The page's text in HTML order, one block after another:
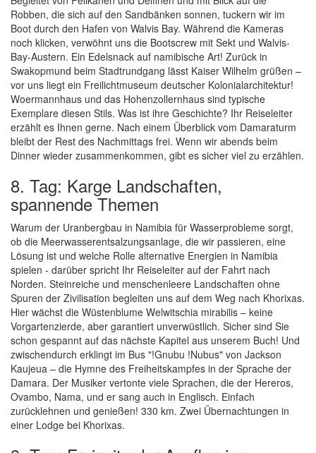
Robben, die sich auf den Sandbänken sonnen, tuckern wir im
Boot durch den Hafen von Walvis Bay. Während die Kameras
noch klicken, verwöhnt uns die Bootscrew mit Sekt und Walvis-
Bay-Austern. Ein Edelsnack auf namibische Art! Zurück in
Swakopmund beim Stadtrundgang lässt Kaiser Wilhelm grüßen –
vor uns liegt ein Freilichtmuseum deutscher Kolonialarchitektur!
Woermannhaus und das Hohenzollernhaus sind typische
Exemplare diesen Stils. Was ist ihre Geschichte? Ihr Reiseleiter
erzählt es Ihnen gerne. Nach einem Überblick vom Damaraturm
bleibt der Rest des Nachmittags frei. Wenn wir abends beim
Dinner wieder zusammenkommen, gibt es sicher viel zu erzählen.
8. Tag: Karge Landschaften,
spannende Themen
Warum der Uranbergbau in Namibia für Wasserprobleme sorgt,
ob die Meerwasserentsalzungsanlage, die wir passieren, eine
Lösung ist und welche Rolle alternative Energien in Namibia
spielen - darüber spricht Ihr Reiseleiter auf der Fahrt nach
Norden. Steinreiche und menschenleere Landschaften ohne
Spuren der Zivilisation begleiten uns auf dem Weg nach Khorixas.
Hier wächst die Wüstenblume Welwitschia mirabilis – keine
Vorgartenzierde, aber garantiert unverwüstlich. Sicher sind Sie
schon gespannt auf das nächste Kapitel aus unserem Buch! Und
zwischendurch erklingt im Bus "!Gnubu !Nubus" von Jackson
Kaujeua – die Hymne des Freiheitskampfes in der Sprache der
Damara. Der Musiker vertonte viele Sprachen, die der Hereros,
Ovambo, Nama, und er sang auch in Englisch. Einfach
zurücklehnen und genießen! 330 km. Zwei Übernachtungen in
einer Lodge bei Khorixas.